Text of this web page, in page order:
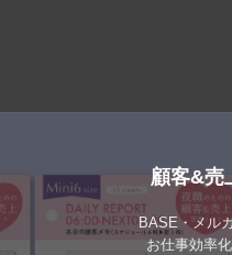
顧客&売
BASE・メル
お仕事効率